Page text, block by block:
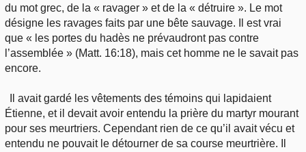
du mot grec, de la « ravager » et de la « détruire ». Le mot
désigne les ravages faits par une bête sauvage. Il est vrai
que « les portes du hadès ne prévaudront pas contre
l’assemblée » (Matt. 16:18), mais cet homme ne le savait pas
encore.
Il avait gardé les vêtements des témoins qui lapidaient
Étienne, et il devait avoir entendu la prière du martyr mourant
pour ses meurtriers. Cependant rien de ce qu’il avait vécu et
entendu ne pouvait le détourner de sa course meurtrière. Il